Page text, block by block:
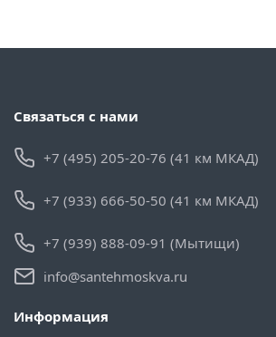
Связаться с нами
+7 (495) 205-20-76 (41 км МКАД)
+7 (933) 666-50-50 (41 км МКАД)
+7 (939) 888-09-91 (Мытищи)
info@santehmoskva.ru
Информация